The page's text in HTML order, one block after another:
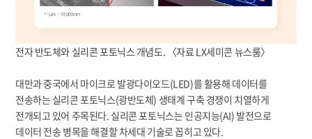
전자 반도체와 실리콘 포토닉스 개념도. 〈자료 LX세미콘 뉴스룸〉
대만과 중국에서 마이크로 발광다이오드(LED)를 활용해 데이터를
전송하는 실리콘 포토닉스(광반도체) 생태계 구축 경쟁이 치열하게
전개되고 있어 주목된다. 실리콘 포토닉스는 인공지능(AI) 발전으로
데이터 전송 병목을 해결할 차세대 기술로 꼽히고 있다.